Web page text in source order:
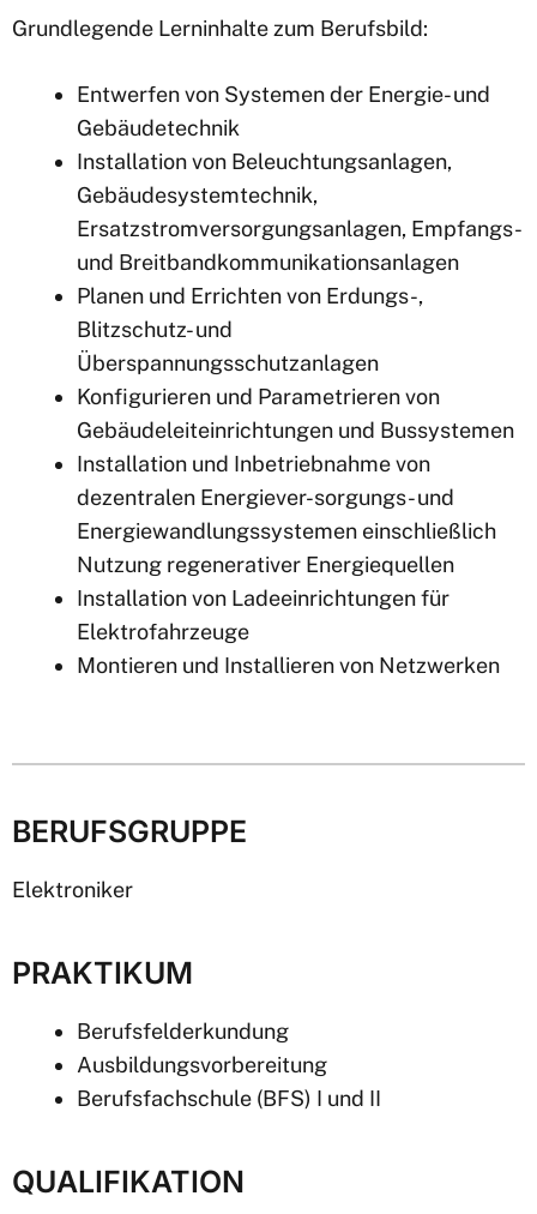
Grundlegende Lerninhalte zum Berufsbild:
Entwerfen von Systemen der Energie- und
Gebäudetechnik
Installation von Beleuchtungsanlagen,
Gebäudesystemtechnik,
Ersatzstromversorgungsanlagen, Empfangs-
und Breitbandkommunikationsanlagen
Planen und Errichten von Erdungs-,
Blitzschutz- und
Überspannungsschutzanlagen
Konfigurieren und Parametrieren von
Gebäudeleiteinrichtungen und Bussystemen
Installation und Inbetriebnahme von
dezentralen Energiever-sorgungs- und
Energiewandlungssystemen einschließlich
Nutzung regenerativer Energiequellen
Installation von Ladeeinrichtungen für
Elektrofahrzeuge
Montieren und Installieren von Netzwerken
BERUFSGRUPPE
Elektroniker
PRAKTIKUM
Berufsfelderkundung
Ausbildungsvorbereitung
Berufsfachschule (BFS) I und II
QUALIFIKATION